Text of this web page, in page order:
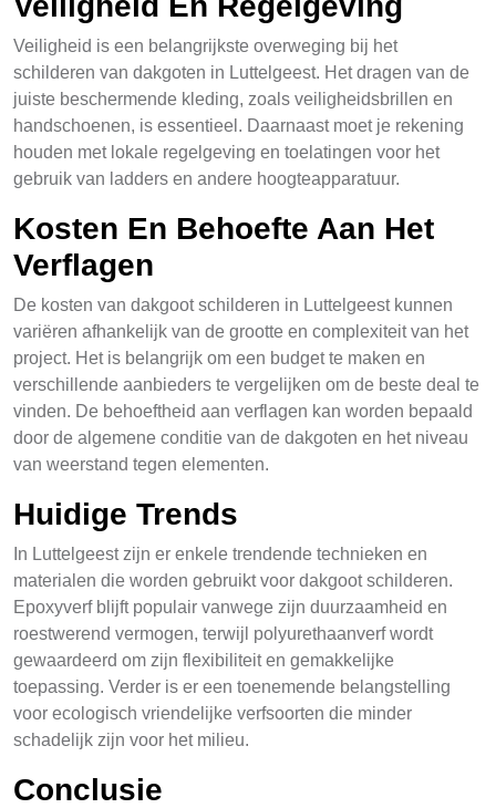
Veiligheid is een belangrijkste overweging bij het
schilderen van dakgoten in Luttelgeest. Het dragen van de
juiste beschermende kleding, zoals veiligheidsbrillen en
handschoenen, is essentieel. Daarnaast moet je rekening
houden met lokale regelgeving en toelatingen voor het
gebruik van ladders en andere hoogteapparatuur.
Kosten En Behoefte Aan Het
Verflagen
De kosten van dakgoot schilderen in Luttelgeest kunnen
variëren afhankelijk van de grootte en complexiteit van het
project. Het is belangrijk om een budget te maken en
verschillende aanbieders te vergelijken om de beste deal te
vinden. De behoeftheid aan verflagen kan worden bepaald
door de algemene conditie van de dakgoten en het niveau
van weerstand tegen elementen.
Huidige Trends
In Luttelgeest zijn er enkele trendende technieken en
materialen die worden gebruikt voor dakgoot schilderen.
Epoxyverf blijft populair vanwege zijn duurzaamheid en
roestwerend vermogen, terwijl polyurethaanverf wordt
gewaardeerd om zijn flexibiliteit en gemakkelijke
toepassing. Verder is er een toenemende belangstelling
voor ecologisch vriendelijke verfsoorten die minder
schadelijk zijn voor het milieu.
Conclusie